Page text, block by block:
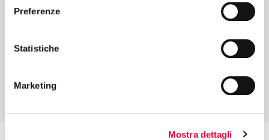
Preferenze
Statistiche
Marketing
Mostra dettagli
Plant based, da ortofrutta a food:
abbinamenti innovativi per la GDO globale